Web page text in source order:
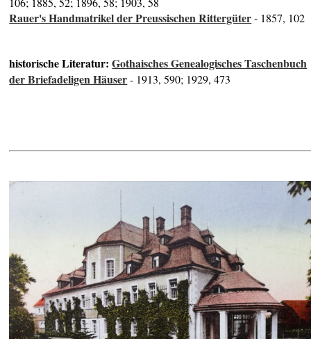
Rauer's Handmatrikel der Preussischen Rittergüter- 1857, 102
historische Literatur:Gothaisches Genealogisches Taschenbuch
der Briefadeligen Häuser- 1913, 590; 1929, 473